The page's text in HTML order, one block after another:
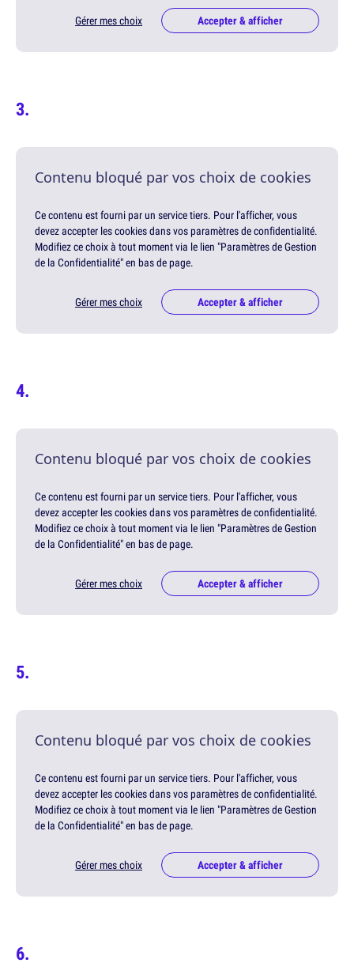
Gérer mes choix Accepter & afficher
Contenu bloqué par vos choix de cookies
Ce contenu est fourni par un service tiers. Pour l'afficher, vous
devez accepter les cookies dans vos paramètres de confidentialité.
Modifiez ce choix à tout moment via le lien "Paramètres de Gestion
de la Confidentialité" en bas de page.
Gérer mes choix Accepter & afficher
Contenu bloqué par vos choix de cookies
Ce contenu est fourni par un service tiers. Pour l'afficher, vous
devez accepter les cookies dans vos paramètres de confidentialité.
Modifiez ce choix à tout moment via le lien "Paramètres de Gestion
de la Confidentialité" en bas de page.
Gérer mes choix Accepter & afficher
Contenu bloqué par vos choix de cookies
Ce contenu est fourni par un service tiers. Pour l'afficher, vous
devez accepter les cookies dans vos paramètres de confidentialité.
Modifiez ce choix à tout moment via le lien "Paramètres de Gestion
de la Confidentialité" en bas de page.
Gérer mes choix Accepter & afficher